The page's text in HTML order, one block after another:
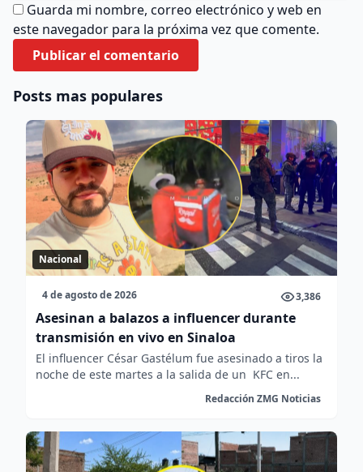
Guarda mi nombre, correo electrónico y web en
este navegador para la próxima vez que comente.
Posts mas populares
Nacional
4 de agosto de 2026 3,386
Asesinan a balazos a influencer durante
transmisión en vivo en Sinaloa
El influencer César Gastélum fue asesinado a tiros la
noche de este martes a la salida de un KFC en...
Redacción ZMG Noticias